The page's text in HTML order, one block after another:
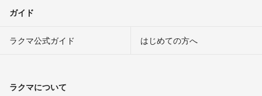
ガイド
ラクマ公式ガイド はじめての方へ
ラクマについて